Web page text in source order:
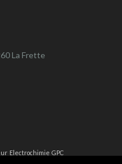
La Frette
Electrochimie GPC